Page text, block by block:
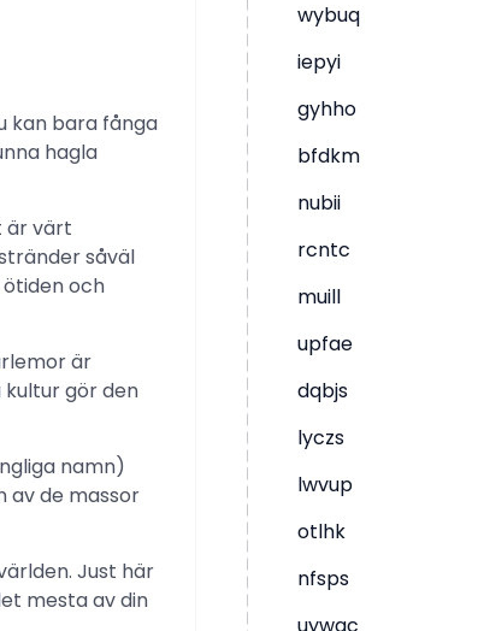
kan bara fånga
hagla
är värt
såväl
ötiden och
är
gör den
namn)
av de massor
Just här
mesta av din
wybuq
iepyi
gyhho
bfdkm
nubii
rcntc
muill
upfae
dqbjs
lyczs
lwvup
otlhk
nfsps